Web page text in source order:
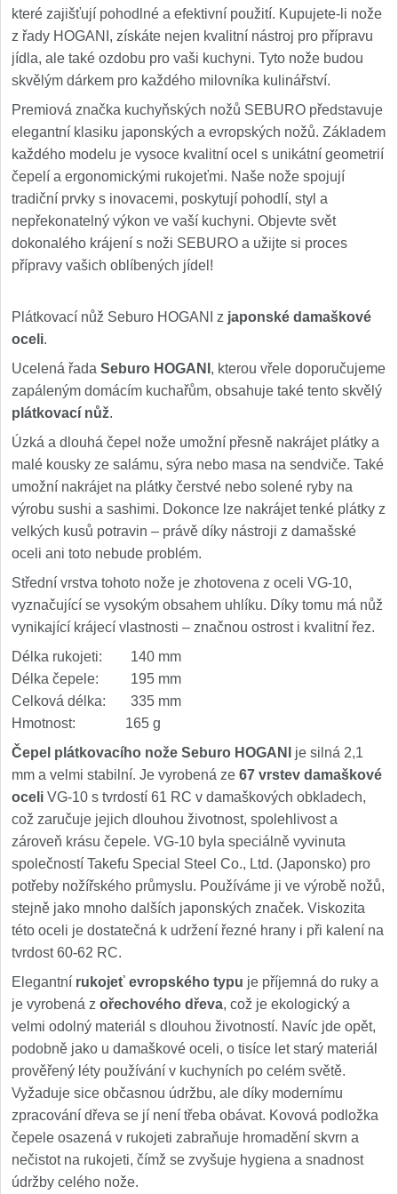
které zajišťují pohodlné a efektivní použití. Kupujete-li nože
z řady HOGANI, získáte nejen kvalitní nástroj pro přípravu
jídla, ale také ozdobu pro vaši kuchyni. Tyto nože budou
skvělým dárkem pro každého milovníka kulinářství.
Premiová značka kuchyňských nožů SEBURO představuje
elegantní klasiku japonských a evropských nožů. Základem
každého modelu je vysoce kvalitní ocel s unikátní geometrií
čepelí a ergonomickými rukojeťmi. Naše nože spojují
tradiční prvky s inovacemi, poskytují pohodlí, styl a
nepřekonatelný výkon ve vaší kuchyni. Objevte svět
dokonalého krájení s noži SEBURO a užijte si proces
přípravy vašich oblíbených jídel!
Plátkovací nůž Seburo HOGANI z japonské damaškové
oceli.
Ucelená řada Seburo HOGANI , kterou vřele doporučujeme
zapáleným domácím kuchařům, obsahuje také tento skvělý
plátkovací nůž.
Úzká a dlouhá čepel nože umožní přesně nakrájet plátky a
malé kousky ze salámu, sýra nebo masa na sendviče. Také
umožní nakrájet na plátky čerstvé nebo solené ryby na
výrobu sushi a sashimi. Dokonce lze nakrájet tenké plátky z
velkých kusů potravin – právě díky nástroji z damašské
oceli ani toto nebude problém.
Střední vrstva tohoto nože je zhotovena z oceli VG-10,
vyznačující se vysokým obsahem uhlíku. Díky tomu má nůž
vynikající krájecí vlastnosti – značnou ostrost i kvalitní řez.
Délka rukojeti: 140 mm
Délka čepele: 195 mm
Celková délka: 335 mm
Hmotnost: 165 g
Čepel plátkovacího nože Seburo HOGANI je silná 2,1
mm a velmi stabilní. Je vyrobená ze 67 vrstev damaškové
oceli VG-10 s tvrdostí 61 RC v damaškových obkladech,
což zaručuje jejich dlouhou životnost, spolehlivost a
zároveň krásu čepele. VG-10 byla speciálně vyvinuta
společností Takefu Special Steel Co., Ltd. (Japonsko) pro
potřeby nožířského průmyslu. Používáme ji ve výrobě nožů,
stejně jako mnoho dalších japonských značek. Viskozita
této oceli je dostatečná k udržení řezné hrany i při kalení na
tvrdost 60-62 RC.
Elegantní rukojeť evropského typu je příjemná do ruky a
je vyrobená z ořechového dřeva, což je ekologický a
velmi odolný materiál s dlouhou životností. Navíc jde opět,
podobně jako u damaškové oceli, o tisíce let starý materiál
prověřený léty používání v kuchyních po celém světě.
Vyžaduje sice občasnou údržbu, ale díky modernímu
zpracování dřeva se jí není třeba obávat. Kovová podložka
čepele osazená v rukojeti zabraňuje hromadění skvrn a
nečistot na rukojeti, čímž se zvyšuje hygiena a snadnost
údržby celého nože.